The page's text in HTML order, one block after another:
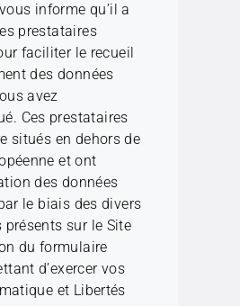
informe qu’il a
prestataires
faciliter le recueil
des données
avez
Ces prestataires
situés en dehors de
et ont
des données
le biais des divers
sur le Site
du formulaire
d’exercer vos
et Libertés